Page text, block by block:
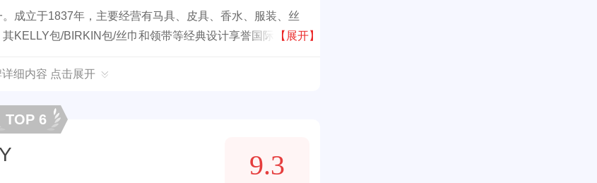
成立于1837年，主要经营有马具、皮具、香水、服装、丝
KELLY包/BIRKIN包/丝巾和领带等经典设计享誉国际。【展开】
细内容 点击展开
TOP 6
9.3